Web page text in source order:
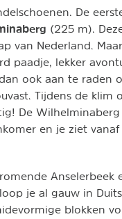
De
(225 m).
van Nederland.
paadje, lekker
ook aan te raden
Tijdens de klim
De
en je ziet
Anselerbeek
je al gauw in
blokken